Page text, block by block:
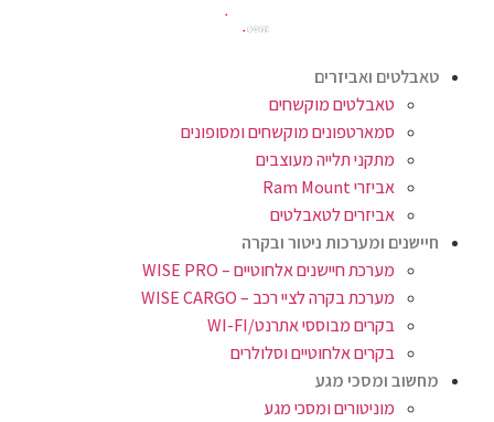
טאבלטים ואביזרים
טאבלטים מוקשחים
סמארטפונים מוקשחים ומסופונים
מתקני תלייה מעוצבים
אביזרי Ram Mount
אביזרים לטאבלטים
חיישנים ומערכות ניטור ובקרה
מערכת חיישנים אלחוטיים – WISE PRO
מערכת בקרה לציי רכב – WISE CARGO
בקרים מבוססי אתרנט/WI-FI
בקרים אלחוטיים וסלולרים
מחשוב ומסכי מגע
מוניטורים ומסכי מגע